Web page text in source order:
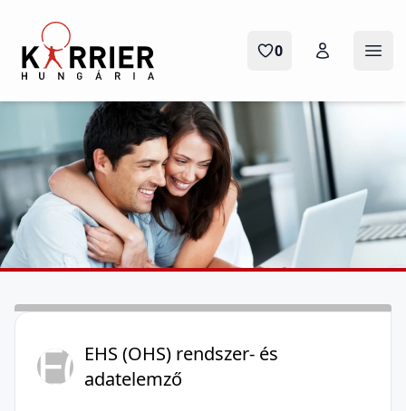
Karrier Hungária
0
E( EHS (OHS) rendszer- és
adatelemző